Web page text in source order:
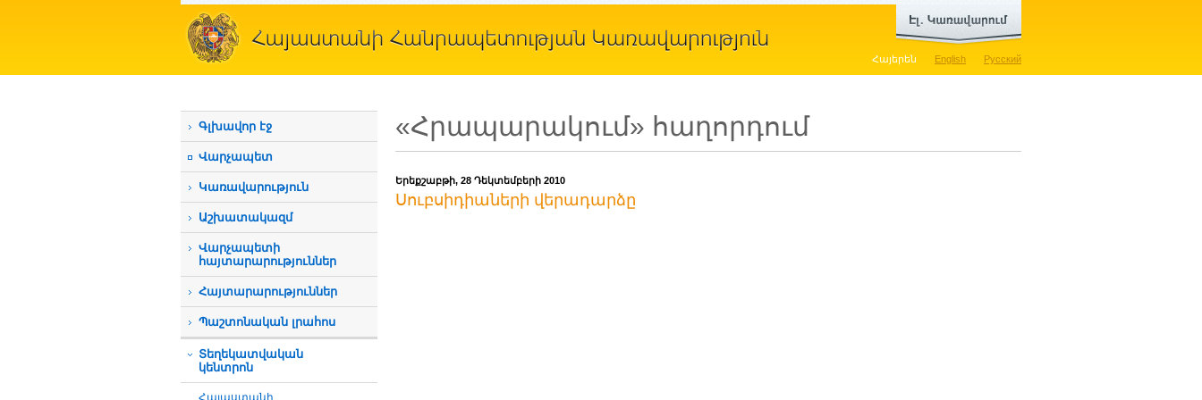
Հայերեն English Русский
Գլխավոր էջ
Վարչապետ
Կառավարություն
Աշխատակազմ
Վարչապետի
հայտարարություններ
Հայտարարություններ
Պաշտոնական լրահոս
Տեղեկատվական
կենտրոն
Հայաստանի
«Հրապարակում» հաղորդում
Երեքշաբթի, 28 Դեկտեմբերի 2010
Սուբսիդիաների վերադարձը